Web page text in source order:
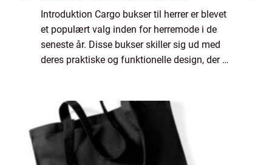
Introduktion Cargo bukser til herrer er blevet
et populært valg inden for herremode i de
seneste år. Disse bukser skiller sig ud med
deres praktiske og funktionelle design, der er